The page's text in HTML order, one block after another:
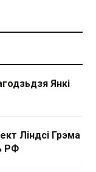
Янкі
Ліндсі Грэма
РФ